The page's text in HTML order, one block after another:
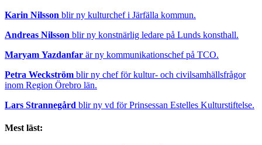
Karin Nilsson blir ny kulturchef i Järfälla kommun.
Andreas Nilsson blir ny konstnärlig ledare på Lunds konsthall.
Maryam Yazdanfar är ny kommunikationschef på TCO.
Petra Weckström blir ny chef för kultur- och civilsamhällsfrågor
inom Region Örebro län.
Lars Strannegård blir ny vd för Prinsessan Estelles Kulturstiftelse.
Mest läst: